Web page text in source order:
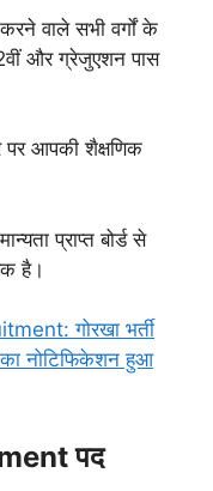
वाले सभी वर्गों के
और ग्रेजुएशन पास
पर आपकी शैक्षणिक
प्राप्त बोर्ड से
है।
गोरखा भर्ती
का नोटिफिकेशन हुआ
पद